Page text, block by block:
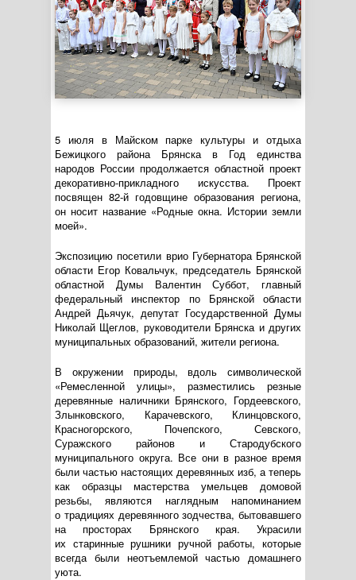
5 июля в Майском парке культуры и отдыха
Бежицкого района Брянска в Год единства
народов России продолжается областной проект
декоративно-прикладного искусства. Проект
посвящен 82-й годовщине образования региона,
он носит название «Родные окна. Истории земли
моей».
Экспозицию посетили врио Губернатора Брянской
области Егор Ковальчук, председатель Брянской
областной Думы Валентин Суббот, главный
федеральный инспектор по Брянской области
Андрей Дьячук, депутат Государственной Думы
Николай Щеглов, руководители Брянска и других
муниципальных образований, жители региона.
В окружении природы, вдоль символической
«Ремесленной улицы», разместились резные
деревянные наличники Брянского, Гордеевского,
Злынковского, Карачевского, Клинцовского,
Красногорского, Почепского, Севского,
Суражского районов и Стародубского
муниципального округа. Все они в разное время
были частью настоящих деревянных изб, а теперь
как образцы мастерства умельцев домовой
резьбы, являются наглядным напоминанием
о традициях деревянного зодчества, бытовавшего
на просторах Брянского края. Украсили
их старинные рушники ручной работы, которые
всегда были неотъемлемой частью домашнего
уюта.